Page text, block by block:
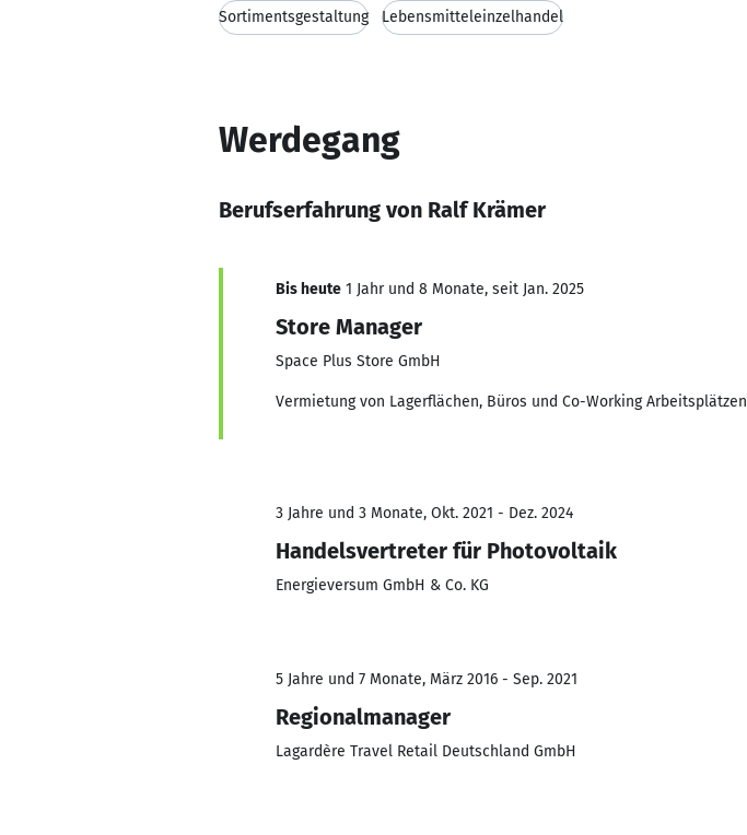
Sortimentsgestaltung Lebensmitteleinzelhandel
Werdegang
Berufserfahrung von Ralf Krämer
Bis heute 1 Jahr und 8 Monate, seit Jan. 2025
Store Manager
Space Plus Store GmbH
Vermietung von Lagerflächen, Büros und Co-Working Arbeitsplätzen
3 Jahre und 3 Monate, Okt. 2021 - Dez. 2024
Handelsvertreter für Photovoltaik
Energieversum GmbH & Co. KG
5 Jahre und 7 Monate, März 2016 - Sep. 2021
Regionalmanager
Lagardère Travel Retail Deutschland GmbH